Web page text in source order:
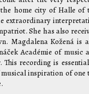
home city of Halle of
extraordinary
She has also
Magdalena Kožená is
Académie of music
recording is
inspiration of one